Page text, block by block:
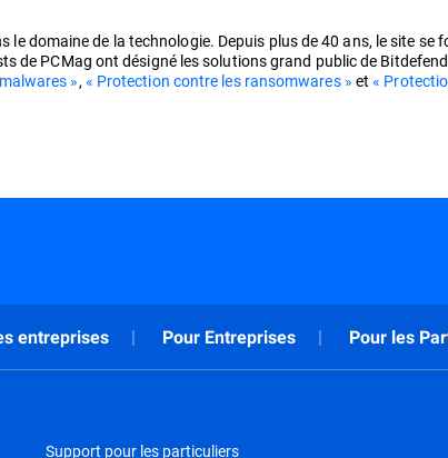
le domaine de la technologie. Depuis plus de 40 ans, le site
de PCMag ont désigné les solutions grand public de
», « Protection contre les ransomwares » et«
entreprises Pour Entreprises Pour les
Support pour les particuliers